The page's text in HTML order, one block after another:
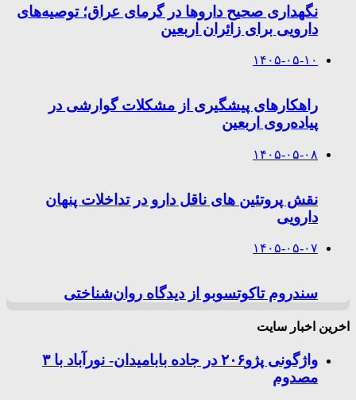
نگهداری صحیح داروها در گرمای عراق؛ توصیه‌های
دارویی برای زائران اربعین
۱۴۰۵-۰۵-۱۰
راهکارهای پیشگیری از مشکلات گوارشی در
پیاده‌روی اربعین
۱۴۰۵-۰۵-۰۸
نقش پروتئین های ناقل دارو در تداخلات پنهان
دارویی
۱۴۰۵-۰۵-۰۷
سندروم تاکوتسوبو از دیدگاه روان‌شناختی
اخرین اخبار سایت
واژگونی پژو۲۰۶ در جاده بابامیدان- نورآباد با ۳
مصدوم